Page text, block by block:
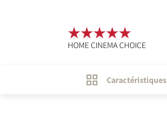
HOME CINEMA CHOICE
Caractéristiques